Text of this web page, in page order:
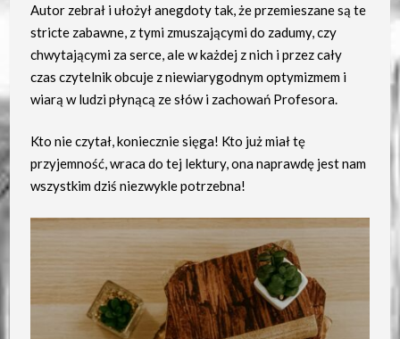
Autor zebrał i ułożył anegdoty tak, że przemieszane są te
stricte zabawne, z tymi zmuszającymi do zadumy, czy
chwytającymi za serce, ale w każdej z nich i przez cały
czas czytelnik obcuje z niewiarygodnym optymizmem i
wiarą w ludzi płynącą ze słów i zachowań Profesora.
Kto nie czytał, koniecznie sięga! Kto już miał tę
przyjemność, wraca do tej lektury, ona naprawdę jest nam
wszystkim dziś niezwykle potrzebna!